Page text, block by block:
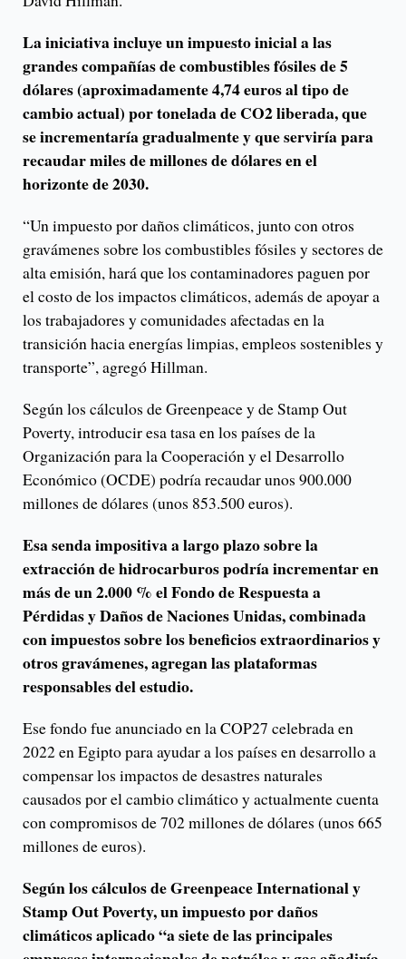
La iniciativa incluye un impuesto inicial a las
grandes compañías de combustibles fósiles de 5
dólares (aproximadamente 4,74 euros al tipo de
cambio actual) por tonelada de CO2 liberada, que
se incrementaría gradualmente y que serviría para
recaudar miles de millones de dólares en el
horizonte de 2030.
“Un impuesto por daños climáticos, junto con otros
gravámenes sobre los combustibles fósiles y sectores de
alta emisión, hará que los contaminadores paguen por
el costo de los impactos climáticos, además de apoyar a
los trabajadores y comunidades afectadas en la
transición hacia energías limpias, empleos sostenibles y
transporte”, agregó Hillman.
Según los cálculos de Greenpeace y de Stamp Out
Poverty, introducir esa tasa en los países de la
Organización para la Cooperación y el Desarrollo
Económico (OCDE) podría recaudar unos 900.000
millones de dólares (unos 853.500 euros).
Esa senda impositiva a largo plazo sobre la
extracción de hidrocarburos podría incrementar en
más de un 2.000 % el Fondo de Respuesta a
Pérdidas y Daños de Naciones Unidas, combinada
con impuestos sobre los beneficios extraordinarios y
otros gravámenes, agregan las plataformas
responsables del estudio.
Ese fondo fue anunciado en la COP27 celebrada en
2022 en Egipto para ayudar a los países en desarrollo a
compensar los impactos de desastres naturales
causados por el cambio climático y actualmente cuenta
con compromisos de 702 millones de dólares (unos 665
millones de euros).
Según los cálculos de Greenpeace International y
Stamp Out Poverty, un impuesto por daños
climáticos aplicado “a siete de las principales